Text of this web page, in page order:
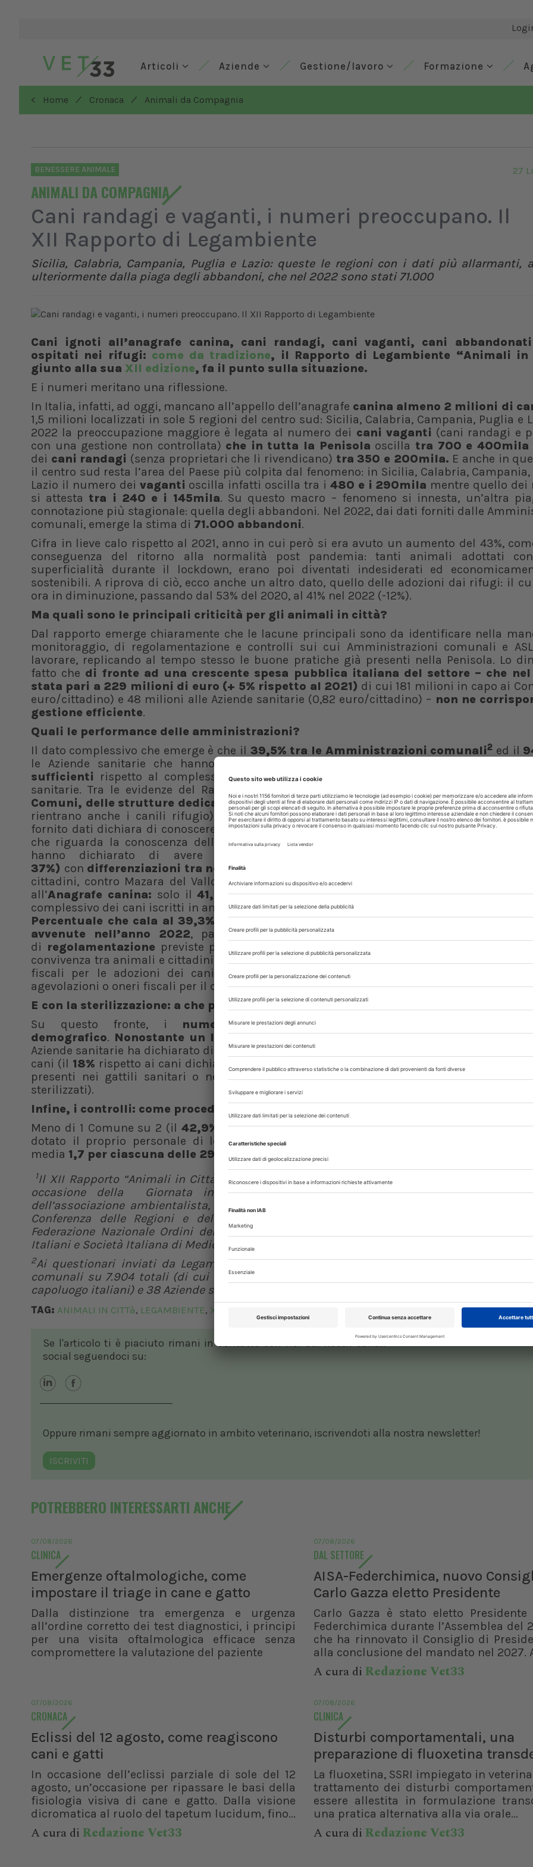
Articoli Aziende Gestione/lavoro Formazione
< Home / Cronaca / Animali da Compagnia
BENESSERE ANIMALE
ANIMALI DA COMPAGNIA
27
Cani randagi e vaganti, i numeri preoccupano. Il
XII Rapporto di Legambiente
Sicilia, Calabria, Campania, Puglia e Lazio: queste le regioni con i dati più allarmanti,
ulteriormente dalla piaga degli abbandoni, che nel 2022 sono stati 71.000
Cani ignoti all’anagrafe canina, cani randagi, cani vaganti, cani
ospitati nei rifugi: come da tradizione, il Rapporto di Legambiente “Animali in
giunto alla sua XII edizione, fa il punto sulla situazione.
E i numeri meritano una riflessione.
In Italia, infatti, ad oggi, mancano all’appello dell’anagrafe canina almeno 2 milioni di
1,5 milioni localizzati in sole 5 regioni del centro sud: Sicilia, Calabria, Campania, Puglia e
2022 la preoccupazione maggiore è legata al numero dei cani vaganti (cani randagi e
con una gestione non controllata) che in tutta la Penisola oscilla tra 700 e 400mila
dei cani randagi (senza proprietari che li rivendicano) tra 350 e 200mila. E anche in
il centro sud resta l’area del Paese più colpita dal fenomeno: in Sicilia, Calabria,
Lazio il numero dei vaganti oscilla infatti oscilla tra i 480 e i 290mila mentre quello dei
si attesta tra i 240 e i 145mila. Su questo macro – fenomeno si innesta, un’altra
connotazione più stagionale: quella degli abbandoni. Nel 2022, dai dati forniti dalle
comunali, emerge la stima di 71.000 abbandoni.
Cifra in lieve calo rispetto al 2021, anno in cui però si era avuto un aumento del 43%,
conseguenza del ritorno alla normalità post pandemia: tanti animali adottati
superficialità durante il lockdown, erano poi diventati indesiderati ed
sostenibili. A riprova di ciò, ecco anche un altro dato, quello delle adozioni dai rifugi: il
ora in diminuzione, passando dal 53% del 2020, al 41% nel 2022 (-12%).
Ma quali sono le principali criticità per gli animali in città?
Dal rapporto emerge chiaramente che le lacune principali sono da identificare nella
monitoraggio, di regolamentazione e controlli sui cui Amministrazioni comunali e
lavorare, replicando al tempo stesso le buone pratiche già presenti nella Penisola. Lo
fatto che di fronte ad una crescente spesa pubblica italiana del settore – che
stata pari a 229 milioni di euro (+ 5% rispetto al 2021) di cui 181 milioni in capo ai
euro/cittadino) e 48 milioni alle Aziende sanitarie (0,82 euro/cittadino) – non ne
gestione efficiente.
Quali le performance delle amministrazioni?
Il dato complessivo che emerge è che il 39,5% tra le Amministrazioni comunali2 ed il
le Aziende sanitarie che hanno fornito informazioni hanno raggiunto
sufficienti rispetto al complesso dei 36 indicatori
utilizzati per i Comuni e 25 per le
sanitarie. Tra le evidenze del Rapporto è emersa anche una
Comuni, delle strutture dedicate agli animali d’affezione presenti sul territorio(tra
rientrano anche i canili rifugio). Infatti,solo il 43,8%delle Amministrazioni comunali
fornito dati dichiara di conoscere con esattezza tali numeri, percentuale checala al 40%
che riguarda la conoscenza delle colonie feline.Ancora più bassa la soglia dei
hanno dichiarato di avere spazi aperti dedicati agli animali d’affezione
37%) con differenziazioni tra nord e sud
cittadini, contro Mazara del Vallo (TP) con 1 ogni 50.000 abitanti). Non bene anche i
all’Anagrafe canina: solo il41,8% dei Comuni (231 su 552)dichiara di conoscere il
complessivo dei cani iscritti in anagrafe canina presenti nel proprio territorio, pari ad
Percentuale che cala al 39,3% per quel che riguarda la consapevolezza dellenuove
avvenute nell’anno 2022, pari a 70.128 cani.Negativi
di regolamentazione previste per il settore e che sono fondamentali per una corretta e
convivenza tra animali e cittadini.
Solo il 7,4%dei Comuni ha regolamentato possibili
fiscali per le adozioni dei cani eappena il 6%quelli che hanno previsto
agevolazioni o oneri fiscali per il controllo delle popolazioni.
E con la sterilizzazione: a che punto siamo?
Su questo fronte, i numeri sono ancora lontani da un efficace
demografico. Nonostante un leggero incremento rispetto al 2021 del 3%,solo il
Aziende sanitarie ha dichiarato di aver effettuato azioni di prevenzione, con la sterilizzazione
cani (il 18% rispetto ai cani dichiarati entrati nei canili sanitari) e 21.042 gatti (circa il
presenti nei gattili sanitari o nelle colonie feline, nelle quali oltre 130.000 gatti
sterilizzati).
Infine, i controlli: come procede?
Meno di 1 Comune su 2 (il 42,9%) ha effettuato specifici controlli e solo il53,6%
dotato il proprio personale di lettore microchip. Di questi, ne risultano in totale 491,
media 1,7 per ciascuna delle 296 Amministrazioni comunali che li hanno dichiarati
1Il XII Rapporto “Animali in Città 2023” di Legambiente è stato presentato il 27 luglio a
occasione della Giornata internazionale del Cane Randagio, presso la sede
dell’associazione ambientalista, con il patrocinio di Associazione Nazionale dei Comuni
Conferenza delle Regioni e delle Province Autonome, Ente Nazionale della Cinofilia
Federazione Nazionale Ordini dei Veterinari Italiani, Associazione Nazionale dei Medici
Italiani e Società Italiana di Medicina Veterinaria Preventiva.
2Ai questionari inviati da Legambiente, hanno risposto in modo completo 552
comunali su 7.904 totali (di cui 57 Comuni capoluogo di provincia pari a circa il 53% dei
capoluogo italiani) e 38 Aziende sanitarie su 112 totali.
TAG: ANIMALI IN CITTà, LEGAMBIENTE, XII RAPPORTO LEGAMBIENTE
Se l'articolo ti è piaciuto rimani in contatto con noi sui nostri canali
social seguendoci su:
Oppure rimani sempre aggiornato in ambito veterinario, iscrivendoti alla nostra newsletter!
ISCRIVITI
POTREBBERO INTERESSARTI ANCHE
07/08/2026
CLINICA
Emergenze oftalmologiche, come
impostare il triage in cane e gatto
Dalla distinzione tra emergenza e urgenza
all’ordine corretto dei test diagnostici, i principi
per una visita oftalmologica efficace senza
compromettere la valutazione del paziente
07/08/2026
DAL SETTORE
AISA-Federchimica, nuovo
Carlo Gazza eletto Presidente
Carlo Gazza è stato eletto Presidente
Federchimica durante l’Assemblea del
che ha rinnovato il Consiglio di
alla conclusione del mandato nel 2027.
A cura di Redazione Vet33
07/08/2026
CRONACA
Eclissi del 12 agosto, come reagiscono
cani e gatti
In occasione dell’eclissi parziale di sole del 12
agosto, un’occasione per ripassare le basi della
fisiologia visiva di cane e gatto. Dalla visione
dicromatica al ruolo del tapetum lucidum, fino...
A cura di Redazione Vet33
07/08/2026
CLINICA
Disturbi comportamentali, una
preparazione di fluoxetina
La fluoxetina, SSRI impiegato in
trattamento dei disturbi
essere allestita in formulazione
una pratica alternativa alla via orale...
A cura di Redazione Vet33
Roma (RM)